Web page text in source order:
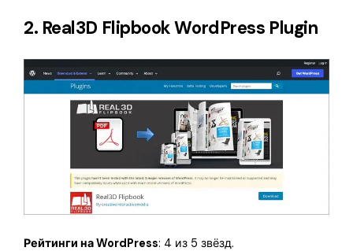
2. Real3D Flipbook WordPress Plugin
Рейтинги на WordPress: 4 из 5 звёзд.